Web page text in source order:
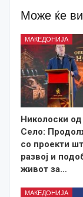
Може ќе
МАКЕДОНИЈА
Николоски
Село:
со проекти
развој и
живот за…
МАКЕДОНИЈА